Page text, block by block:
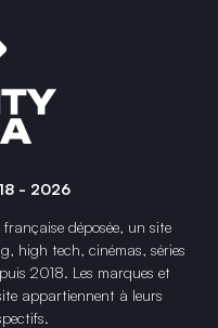
- 2026
française déposée, un site
high tech, cinémas, séries
2018. Les marques et
appartiennent à leurs